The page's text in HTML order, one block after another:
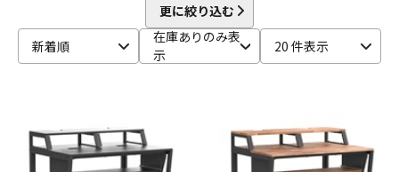
ドラム パーカッション
更に絞り込む
新着順
在庫ありのみ表
示
20 件表示